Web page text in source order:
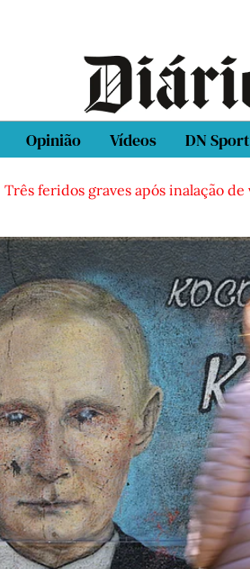
Opinião Vídeos DN Sport
graves após inalação de